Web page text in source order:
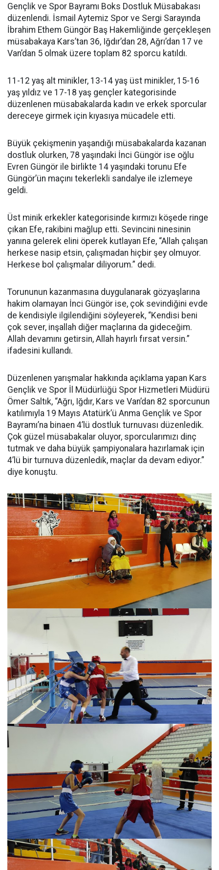
Gençlik ve Spor Bayramı Boks Dostluk Müsabakası
düzenlendi. İsmail Aytemiz Spor ve Sergi Sarayında
İbrahim Ethem Güngör Baş Hakemliğinde gerçekleşen
müsabakaya Kars’tan 36, Iğdır’dan 28, Ağrı’dan 17 ve
Van’dan 5 olmak üzere toplam 82 sporcu katıldı.
11-12 yaş alt minikler, 13-14 yaş üst minikler, 15-16
yaş yıldız ve 17-18 yaş gençler kategorisinde
düzenlenen müsabakalarda kadın ve erkek sporcular
dereceye girmek için kıyasıya mücadele etti.
Büyük çekişmenin yaşandığı müsabakalarda kazanan
dostluk olurken, 78 yaşındaki İnci Güngör ise oğlu
Evren Güngör ile birlikte 14 yaşındaki torunu Efe
Güngör’ün maçını tekerlekli sandalye ile izlemeye
geldi.
Üst minik erkekler kategorisinde kırmızı köşede ringe
çıkan Efe, rakibini mağlup etti. Sevincini ninesinin
yanına gelerek elini öperek kutlayan Efe, “Allah çalışan
herkese nasip etsin, çalışmadan hiçbir şey olmuyor.
Herkese bol çalışmalar diliyorum.” dedi.
Torununun kazanmasına duygulanarak gözyaşlarına
hakim olamayan İnci Güngör ise, çok sevindiğini evde
de kendisiyle ilgilendiğini söyleyerek, “Kendisi beni
çok sever, inşallah diğer maçlarına da gideceğim.
Allah devamını getirsin, Allah hayırlı fırsat versin.”
ifadesini kullandı.
Düzenlenen yarışmalar hakkında açıklama yapan Kars
Gençlik ve Spor İl Müdürlüğü Spor Hizmetleri Müdürü
Ömer Saltık, “Ağrı, Iğdır, Kars ve Van’dan 82 sporcunun
katılımıyla 19 Mayıs Atatürk’ü Anma Gençlik ve Spor
Bayramı’na binaen 4’lü dostluk turnuvası düzenledik.
Çok güzel müsabakalar oluyor, sporcularımızı dinç
tutmak ve daha büyük şampiyonalara hazırlamak için
4’lü bir turnuva düzenledik, maçlar da devam ediyor.”
diye konuştu.